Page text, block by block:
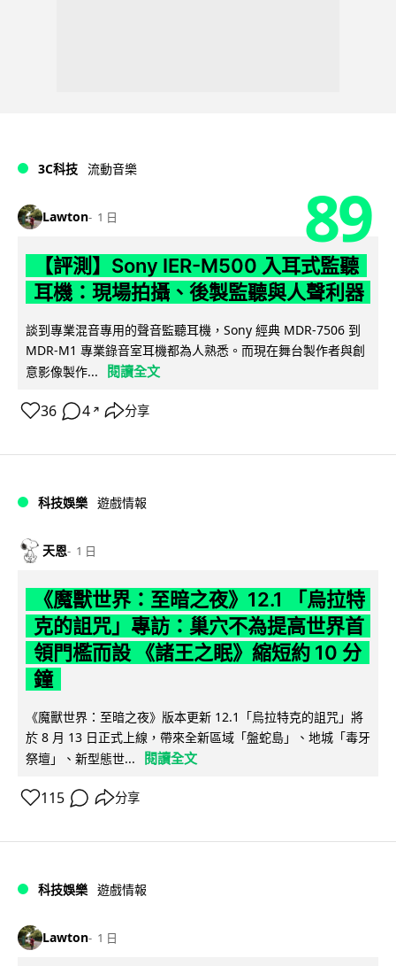
3C科技 流動音樂
Lawton 1 日 89
【評測】Sony IER-M500 入耳式監聽
耳機：現場拍攝、後製監聽與人聲利器
談到專業混音專用的聲音監聽耳機，Sony 經典 MDR-7506 到
MDR-M1 專業錄音室耳機都為人熟悉。而現在舞台製作者與創
意影像製作...
閱讀全文
36 4 ↗ 分享
科技娛樂 遊戲情報
天恩 1 日
《魔獸世界：至暗之夜》12.1 「烏拉特
克的詛咒」專訪：巢穴不為提高世界首
領門檻而設 《諸王之眠》縮短約 10 分
鐘
《魔獸世界：至暗之夜》版本更新 12.1「烏拉特克的詛咒」將
於 8 月 13 日正式上線，帶來全新區域「盤蛇島」、地城「毒牙
祭壇」、新型態世...
閱讀全文
115 分享
科技娛樂 遊戲情報
Lawton 1 日